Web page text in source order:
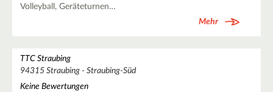
Volleyball, Geräteturnen…
Mehr
TTC Straubing
94315 Straubing - Straubing-Süd
Keine Bewertungen